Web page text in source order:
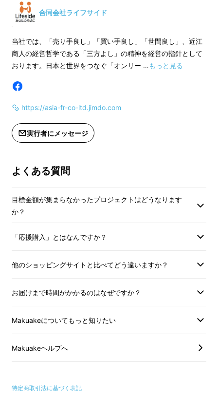
・スーツを、折り目・シワなく、入れられる
バッグがあったら・・・。
・汗をかいたウェア、濡れたタオルを分けて入
・３〜５日の出張にも対応する容量の大きな
そんなビジネスマンの悩みを解決するために製
シューズも収納！51ℓ超多機能ガーメントバッ
これさえあれば、出張も、仕事前のジムも、快
役に立てれば嬉しいです！ぜひともご支援よろ
合同会社ライフサイド
当社では、「売り手良し」「買い手良し」「世間良し」、近江
商人の経営哲学である「三方よし」の精神を経営の指針として
おります。日本と世界をつなぐ「オンリー …もっと見る
https://asia-fr-co-ltd.jimdo.com
実行者にメッセージ
よくある質問
目標金額が集まらなかったプロジェクトはどうなります
か？
「応援購入」とはなんですか？
他のショッピングサイトと比べてどう違いますか？
お届けまで時間がかかるのはなぜですか？
Makuakeについてもっと知りたい
Makuakeヘルプへ
特定商取引法に基づく表記